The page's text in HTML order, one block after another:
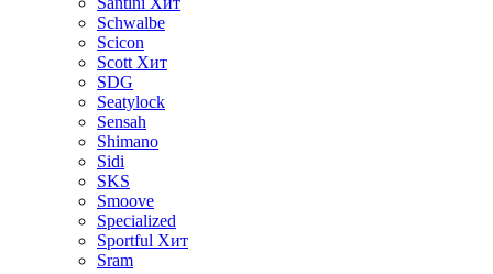
Schwalbe
Scicon
Scott Хит
SDG
Seatylock
Sensah
Shimano
Sidi
SKS
Smoove
Specialized
Sportful Хит
Sram